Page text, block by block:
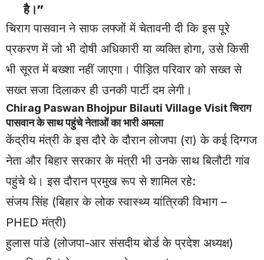
है।”
चिराग पासवान ने साफ लफ्जों में चेतावनी दी कि इस पूरे
प्रकरण में जो भी दोषी अधिकारी या व्यक्ति होगा, उसे किसी
भी सूरत में बख्शा नहीं जाएगा। पीड़ित परिवार को सख्त से
सख्त सजा दिलाकर ही उनकी पार्टी दम लेगी।
Chirag Paswan Bhojpur Bilauti VillageVisit चिराग
पासवान के साथ पहुंचे नेताओं का भारी अमला
केंद्रीय मंत्री के इस दौरे के दौरान लोजपा (रा) के कई दिग्गज
नेता और बिहार सरकार के मंत्री भी उनके साथ बिलौटी गांव
पहुंचे थे। इस दौरान प्रमुख रूप से शामिल रहे:
संजय सिंह (बिहार के लोक स्वास्थ्य यांत्रिकी विभाग –
PHED मंत्री)
हुलास पांडे (लोजपा-आर संसदीय बोर्ड के प्रदेश अध्यक्ष)